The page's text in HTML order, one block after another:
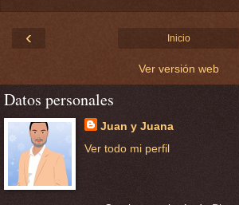
‹ Inicio
Ver versión web
Datos personales
Juan y Juana
Ver todo mi perfil